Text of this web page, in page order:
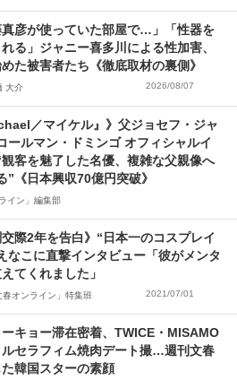
真彦が使っていた部屋で…」「性器を
る」ジャニー喜多川による性加害、
た被害者たち《徹底取材の裏側》
大介 2026/08/07
／マイケル』》父ジョセフ・ジャ
ールマン・ドミンゴ オフィシャルイ
客を魅了した名優、複雑な父親像へ
”《日本興収70億円突破》
イン」編集部
交際2年を告白》“日本一のコスプレイ
なこに直撃インタビュー「彼がメンタ
てくれました」
春オンライン」特集班 2021/07/01
キョー滞在密着、TWICE・MISAMO
セラフィム焼肉デート撮…週刊文春
韓国スターの素顔